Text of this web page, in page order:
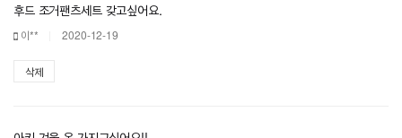
후드 조거팬츠세트 갖고싶어요.
이** 2020-12-19
삭제